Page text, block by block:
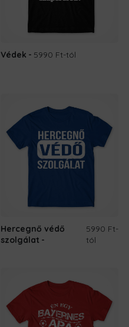
Védek 5990 Ft-tól
Hercegnő védő
szolgálat
5990 Ft-
tól